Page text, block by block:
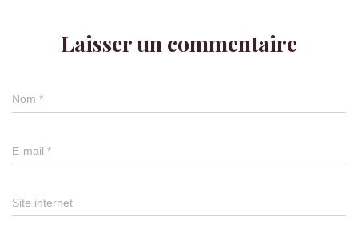
Laisser un commentaire
Nom *
E-mail *
Site internet